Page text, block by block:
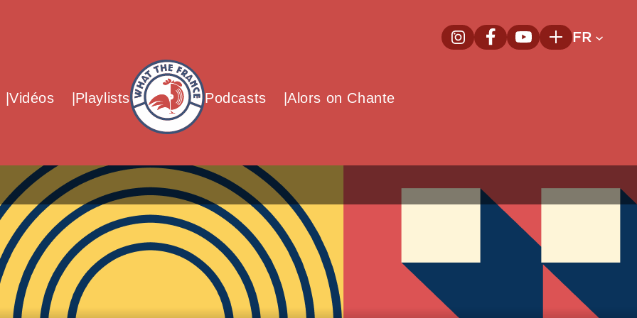
InstagramNouvelle fenêtre
FacebookNouvelle fenêtre
YoutubeNouvelle
PlusFR
Vidéos Playlists
What The France – Back to homepage
Podcasts Alors on Chante